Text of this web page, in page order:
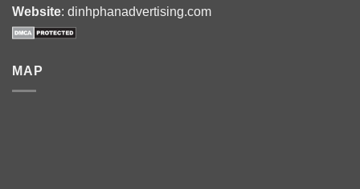
Website: dinhphanadvertising.com
MAP